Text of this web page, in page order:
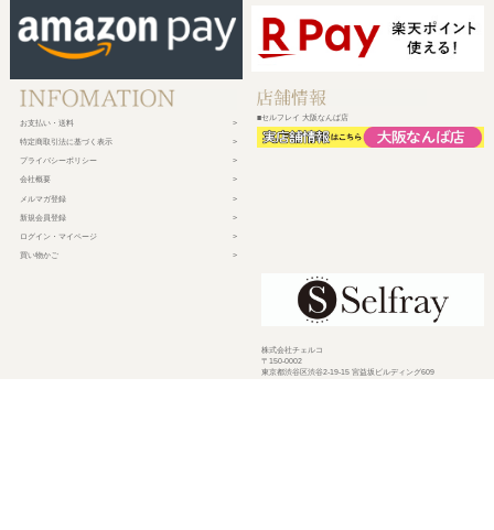
お支払い・送料
特定商取引法に基づく表示
プライバシーポリシー
会社概要
メルマガ登録
新規会員登録
ログイン・マイページ
買い物かご
■セルフレイ 大阪なんば店
株式会社チェルコ
〒150-0002
東京都渋谷区渋谷2-19-15 宮益坂ビルディング609